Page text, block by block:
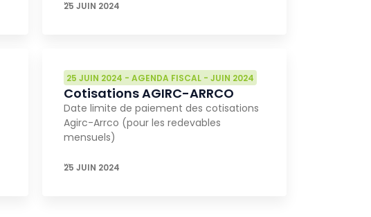
25 JUIN 2024
25 JUIN 2024 - AGENDA FISCAL- JUIN 2024
Cotisations AGIRC-ARRCO
Date limite de paiement des cotisations
Agirc-Arrco (pour les redevables
mensuels)
…
25 JUIN 2024